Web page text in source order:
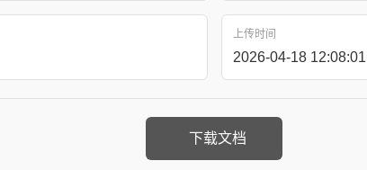
上传时间
2026-04-18 12:08:01
下载文档